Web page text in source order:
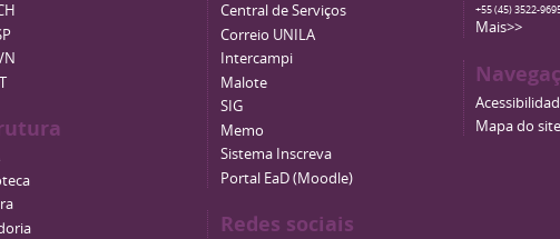
Central de Serviços
Correio UNILA
Intercampi
Malote
SIG
Memo
Sistema Inscreva
Portal EaD (Moodle)
Redes sociais
+55 (45) 3522-
Mais>>
Mapa do site